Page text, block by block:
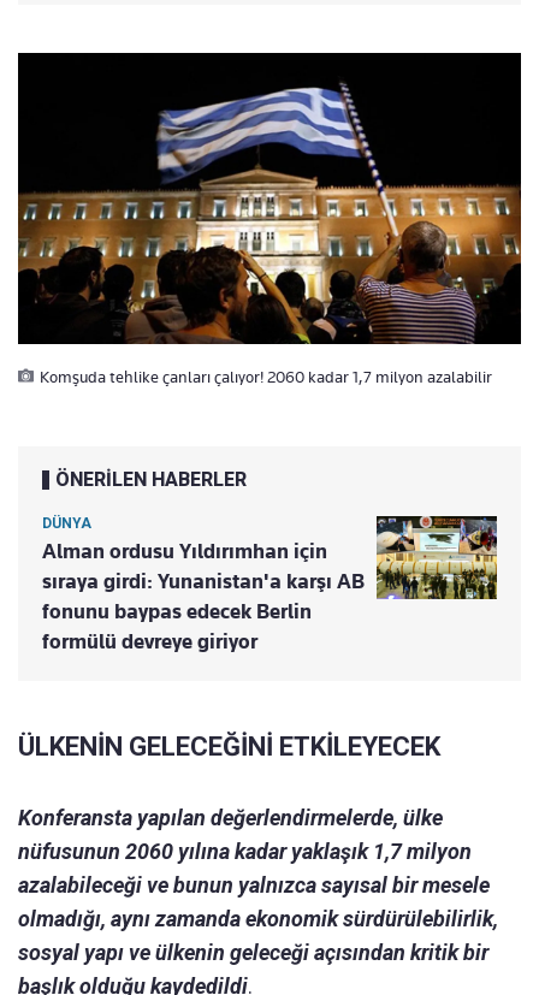
Komşuda tehlike çanları çalıyor! 2060 kadar 1,7 milyon azalabilir
ÖNERİLEN HABERLER
DÜNYA
Alman ordusu Yıldırımhan için
sıraya girdi: Yunanistan'a karşı AB
fonunu baypas edecek Berlin
formülü devreye giriyor
ÜLKENİN GELECEĞİNİ ETKİLEYECEK
Konferansta yapılan değerlendirmelerde, ülke
nüfusunun 2060 yılına kadar yaklaşık 1,7 milyon
azalabileceği ve bunun yalnızca sayısal bir mesele
olmadığı, aynı zamanda ekonomik sürdürülebilirlik,
sosyal yapı ve ülkenin geleceği açısından kritik bir
başlık olduğu kaydedildi.